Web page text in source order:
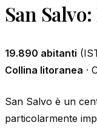
San
19.890 abitanti
Collina litoranea ·
San Salvo è un
particolarmente